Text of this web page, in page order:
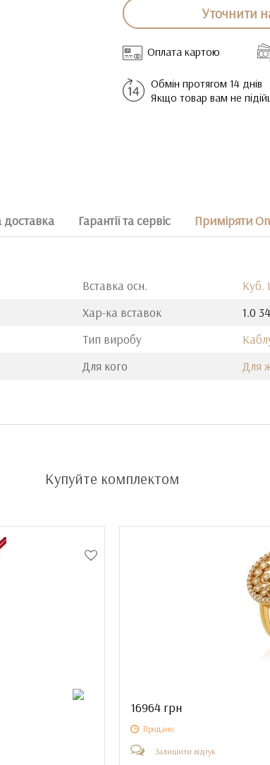
Уточнити
Оплата картою
Обмін протягом 14 днів
Якщо товар вам не
доставка Гарантії та сервіс Приміряти
Вставка осн.
Куб.
Хар-ка вставок
1.0
Тип виробу
Для кого
Для
Купуйте комплектом
16964 грн
Продано
Залишити відгук